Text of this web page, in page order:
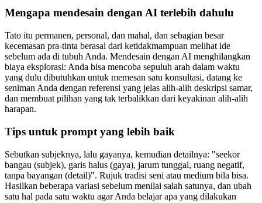
Mengapa mendesain dengan AI terlebih dahulu
Tato itu permanen, personal, dan mahal, dan sebagian besar
kecemasan pra-tinta berasal dari ketidakmampuan melihat ide
sebelum ada di tubuh Anda. Mendesain dengan AI menghilangkan
biaya eksplorasi: Anda bisa mencoba sepuluh arah dalam waktu
yang dulu dibutuhkan untuk memesan satu konsultasi, datang ke
seniman Anda dengan referensi yang jelas alih-alih deskripsi samar,
dan membuat pilihan yang tak terbalikkan dari keyakinan alih-alih
harapan.
Tips untuk prompt yang lebih baik
Sebutkan subjeknya, lalu gayanya, kemudian detailnya: "seekor
bangau (subjek), garis halus (gaya), jarum tunggal, ruang negatif,
tanpa bayangan (detail)". Rujuk tradisi seni atau medium bila bisa.
Hasilkan beberapa variasi sebelum menilai salah satunya, dan ubah
satu hal pada satu waktu agar Anda belajar apa yang dilakukan